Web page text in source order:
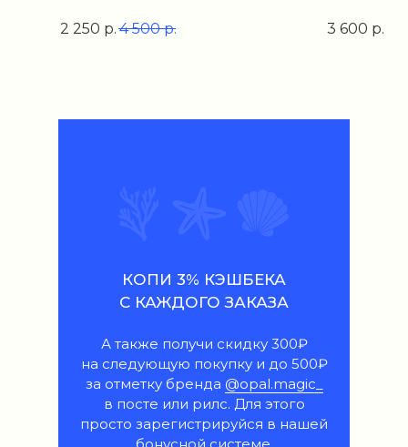
2 250 р. 4 500 р. 3 600 р.
КОПИ 3% КЭШБЕКА
С КАЖДОГО ЗАКАЗА
А также получи скидку 300₽
на следующую покупку и до 500₽
за отметку бренда @opal.magic_
в посте или рилс. Для этого
просто зарегистрируйся в нашей